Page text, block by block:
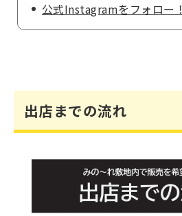
公式Instagramをフォロー！
出店までの流れ